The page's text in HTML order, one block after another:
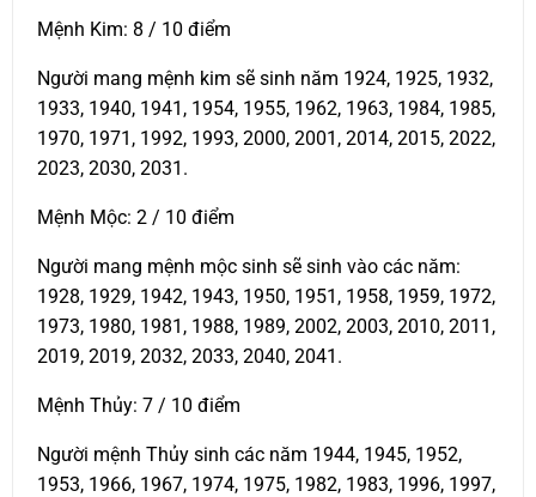
Mệnh Kim: 8 / 10 điểm
Người mang mệnh kim sẽ sinh năm 1924, 1925, 1932,
1933, 1940, 1941, 1954, 1955, 1962, 1963, 1984, 1985,
1970, 1971, 1992, 1993, 2000, 2001, 2014, 2015, 2022,
2023, 2030, 2031.
Mệnh Mộc: 2 / 10 điểm
Người mang mệnh mộc sinh sẽ sinh vào các năm:
1928, 1929, 1942, 1943, 1950, 1951, 1958, 1959, 1972,
1973, 1980, 1981, 1988, 1989, 2002, 2003, 2010, 2011,
2019, 2019, 2032, 2033, 2040, 2041.
Mệnh Thủy: 7 / 10 điểm
Người mệnh Thủy sinh các năm 1944, 1945, 1952,
1953, 1966, 1967, 1974, 1975, 1982, 1983, 1996, 1997,